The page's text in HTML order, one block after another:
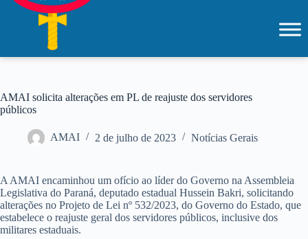
AMAI solicita alterações em PL de reajuste dos servidores
públicos
AMAI 2 de julho de 2023 Notícias Gerais
A AMAI encaminhou um ofício ao líder do Governo na Assembleia
Legislativa do Paraná, deputado estadual Hussein Bakri, solicitando
alterações no Projeto de Lei nº 532/2023, do Governo do Estado, que
estabelece o reajuste geral dos servidores públicos, inclusive dos
militares estaduais.